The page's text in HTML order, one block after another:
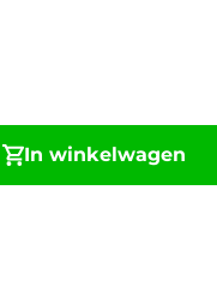
In winkelwagen